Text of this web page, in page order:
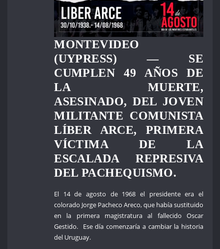
MONTEVIDEO
(UYPRESS) — SE
CUMPLEN 49 AÑOS DE
LA MUERTE,
ASESINADO, DEL JOVEN
MILITANTE COMUNISTA
LÍBER ARCE, PRIMERA
VÍCTIMA DE LA
ESCALADA REPRESIVA
DEL PACHEQUISMO.
El 14 de agosto de 1968 el presidente era el
colorado Jorge Pacheco Areco, que había sustituido
en la primera magistratura al fallecido Oscar
Gestido. Ese día comenzaría a cambiar la historia
del Uruguay.